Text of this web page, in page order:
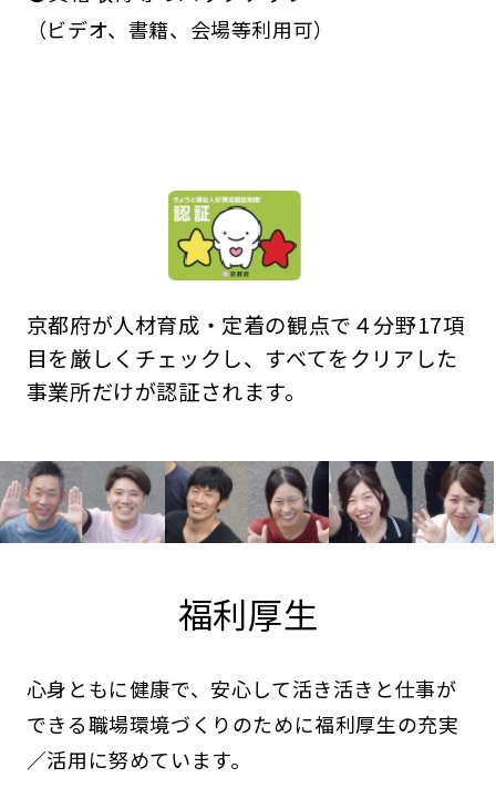
（ビデオ、書籍、会場等利用可）
京都府が人材育成・定着の観点で４分野17項
目を厳しくチェックし、すべてをクリアした
事業所だけが認証されます。
福利厚生
心身ともに健康で、安心して活き活きと仕事が
できる職場環境づくりのために福利厚生の充実
／活用に努めています。